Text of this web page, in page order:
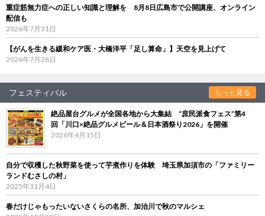
重症筋無力症への正しい知識と理解を 8月8日広島市で公開講座、オンライン
配信も
2026年7月31日
【がんを生きる緩和ケア医・大橋洋平「足し算命」】天空を見上げて
2026年7月28日
フェスティバル もっと見る
絶品屋台グルメが全国各地から大集結 “庶民派食フェス”第4
回「川口×絶品グルメビール＆日本酒祭り2026」を開催
2026年4月15日
自分で収穫した秋野菜を使って芋煮作りを体験 埼玉県加須市の「ファミリー
ランドむさしの村」
2025年11月4日
春だけじゃもったいないさくらの名所、加治川で秋のマルシェ